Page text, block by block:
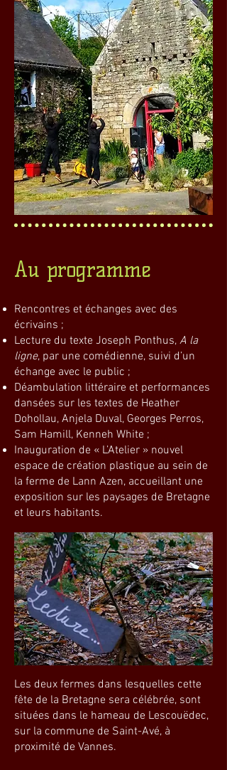
Au programme
Rencontres et échanges avec des
écrivains ;
Lecture du texte Joseph Ponthus, A la
ligne, par une comédienne, suivi d’un
échange avec le public ;
Déambulation littéraire et performances
dansées sur les textes de Heather
Dohollau, Anjela Duval, Georges Perros,
Sam Hamill, Kenneh White ;
Inauguration de « L’Atelier » nouvel
espace de création plastique au sein de
la ferme de Lann Azen, accueillant une
exposition sur les paysages de Bretagne
et leurs habitants.
Les deux fermes dans lesquelles cette
fête de la Bretagne sera célébrée, sont
situées dans le hameau de Lescouëdec,
sur la commune de Saint-Avé, à
proximité de Vannes.